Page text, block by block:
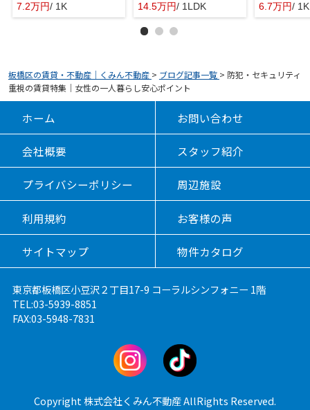
7.2万円/ 1K
14.5万円/ 1LDK
6.7万円/ 1K
板橋区の賃貸・不動産｜くみん不動産 > ブログ記事一覧 > 防犯・セキュリティ
重視の賃貸特集｜女性の一人暮らし安心ポイント
ホーム お問い合わせ
会社概要 スタッフ紹介
プライバシーポリシー 周辺施設
利用規約 お客様の声
サイトマップ 物件カタログ
東京都板橋区小豆沢２丁目17-9 コーラルシンフォニー 1階
TEL:03-5939-8851
FAX:03-5948-7831
Copyright 株式会社くみん不動産 AllRights Reserved.